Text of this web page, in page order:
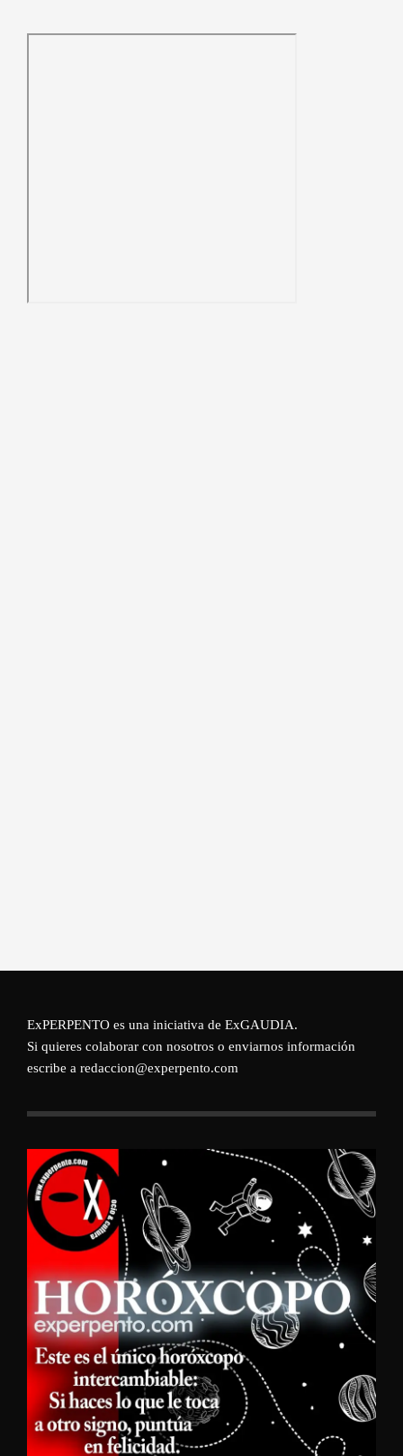
ExPERPENTO es una iniciativa de ExGAUDIA.
Si quieres colaborar con nosotros o enviarnos información
escribe a redaccion@experpento.com